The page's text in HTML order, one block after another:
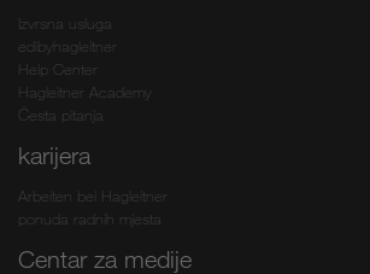
Izvrsna usluga
edibyhagleitner
Help Center
Hagleitner Academy
Česta pitanja
karijera
Arbeiten bei Hagleitner
ponuda radnih mjesta
Centar za medije